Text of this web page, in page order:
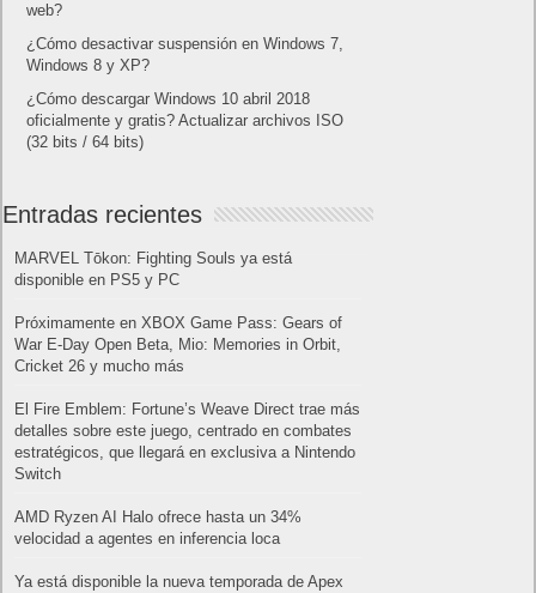
web?
¿Cómo desactivar suspensión en Windows 7,
Windows 8 y XP?
¿Cómo descargar Windows 10 abril 2018
oficialmente y gratis? Actualizar archivos ISO
(32 bits / 64 bits)
Entradas recientes
MARVEL Tōkon: Fighting Souls ya está
disponible en PS5 y PC
Próximamente en XBOX Game Pass: Gears of
War E-Day Open Beta, Mio: Memories in Orbit,
Cricket 26 y mucho más
El Fire Emblem: Fortune’s Weave Direct trae más
detalles sobre este juego, centrado en combates
estratégicos, que llegará en exclusiva a Nintendo
Switch
AMD Ryzen AI Halo ofrece hasta un 34%
velocidad a agentes en inferencia loca
Ya está disponible la nueva temporada de Apex